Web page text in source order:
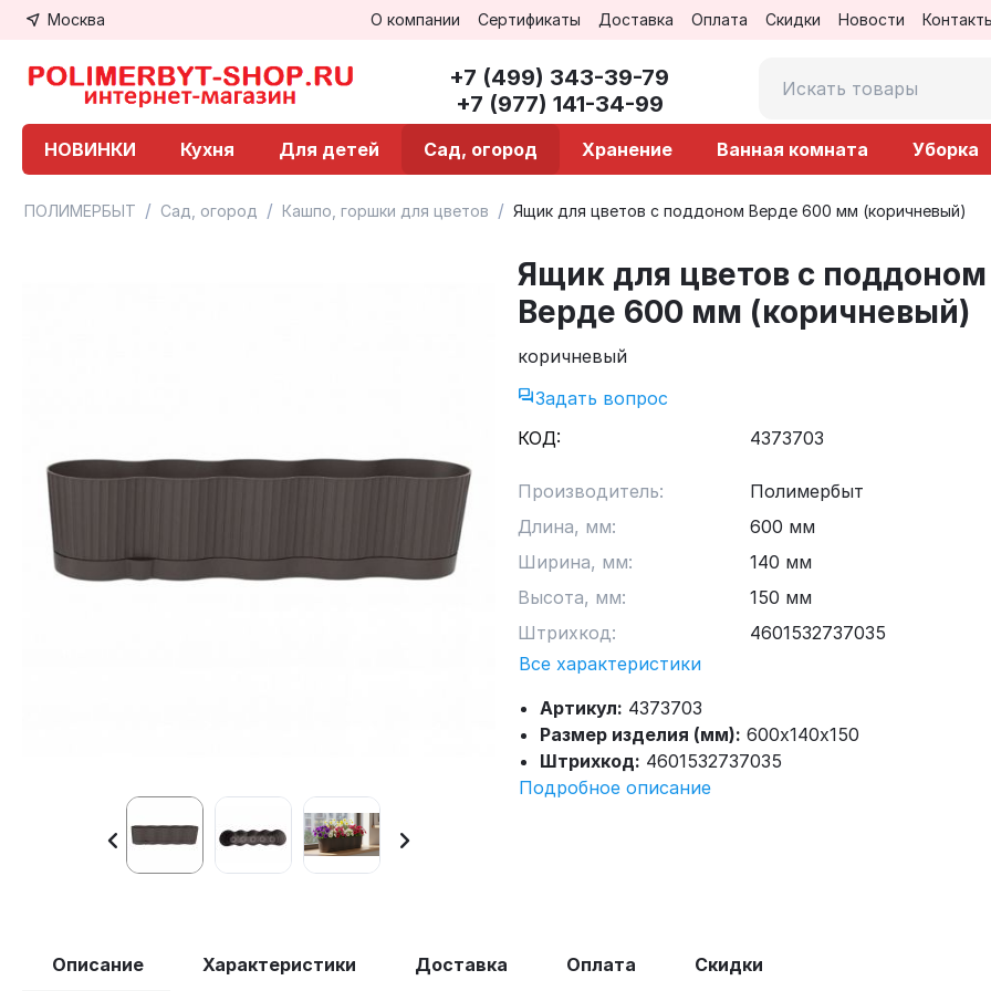
Москва О компании Сертификаты Доставка Оплата Скидки Новости
+7 (499) 343-39-79
+7 (977) 141-34-99
НОВИНКИ Кухня Для детей Сад, огород Хранение Ванная комната Уборка
ПОЛИМЕРБЫТ / Сад, огород / Кашпо, горшки для цветов / Ящик для цветов c поддоном Верде 600 мм (коричневый)
Ящик для цветов c поддоном
Верде 600 мм (коричневый)
коричневый
Задать вопрос
КОД:
4373703
Производитель:
Полимербыт
Длина, мм:
600 мм
Ширина, мм:
140 мм
Высота, мм:
150 мм
Штрихкод:
4601532737035
Все характеристики
Артикул: 4373703
Размер изделия (мм): 600х140х150
Штрихкод: 4601532737035
Подробное описание
Описание Характеристики Доставка Оплата Скидки